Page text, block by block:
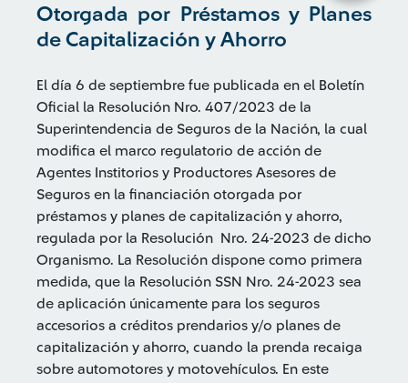
Otorgada por Préstamos y Planes
de Capitalización y Ahorro
El día 6 de septiembre fue publicada en el Boletín
Oficial la Resolución Nro. 407/2023 de la
Superintendencia de Seguros de la Nación, la cual
modifica el marco regulatorio de acción de
Agentes Institorios y Productores Asesores de
Seguros en la financiación otorgada por
préstamos y planes de capitalización y ahorro,
regulada por la Resolución Nro. 24-2023 de dicho
Organismo. La Resolución dispone como primera
medida, que la Resolución SSN Nro. 24-2023 sea
de aplicación únicamente para los seguros
accesorios a créditos prendarios y/o planes de
capitalización y ahorro, cuando la prenda recaiga
sobre automotores y motovehículos. En este